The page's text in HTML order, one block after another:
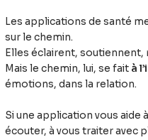
Les applications de santé
sur le chemin.
Elles éclairent, soutiennent,
Mais le chemin, lui, se fait à
émotions, dans la relation.
Si une application vous aide
écouter, à vous traiter avec